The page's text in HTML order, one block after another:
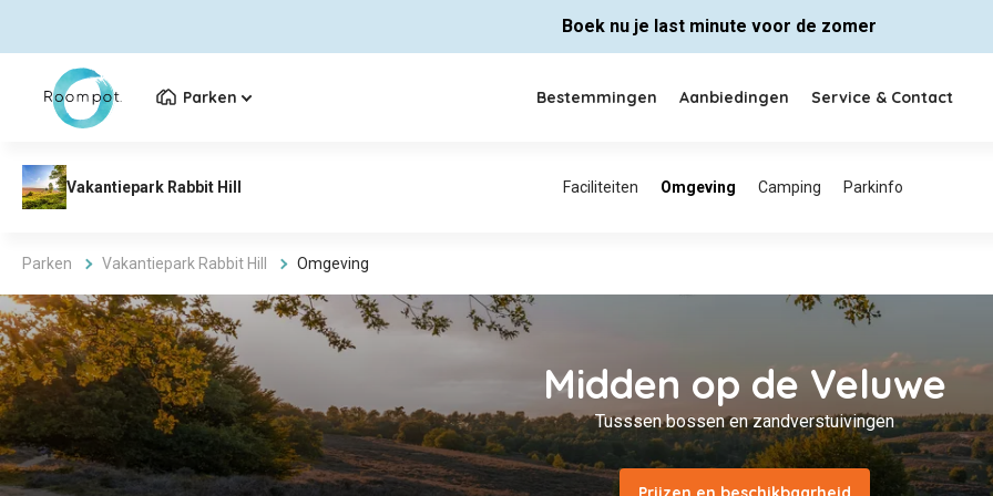
Boek nu je last minute voor de zomer
Parken Bestemmingen Aanbiedingen Service & Contact
Parken Vakantiepark Rabbit Hill Omgeving